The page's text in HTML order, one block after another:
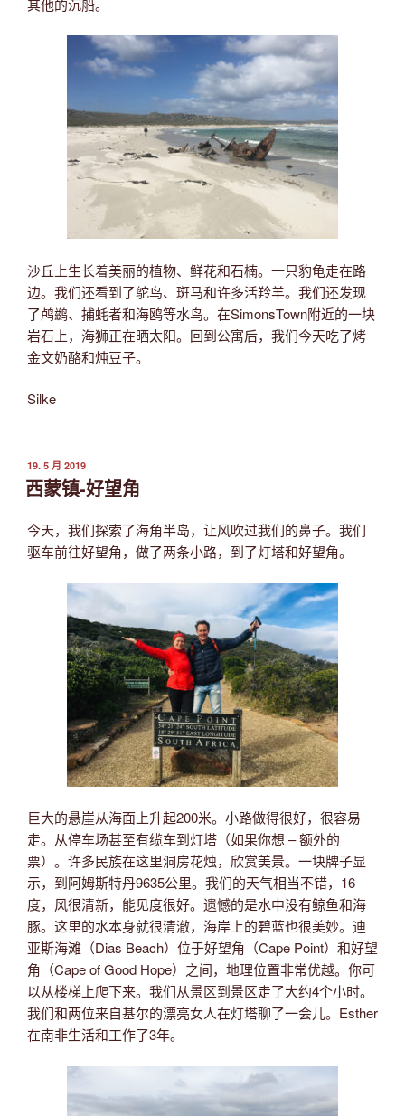
沙丘上生长着美丽的植物、鲜花和石楠。一只豹龟走在路
边。我们还看到了鸵鸟、斑马和许多活羚羊。我们还发现
了鸬鹚、捕蚝者和海鸥等水鸟。在SimonsTown附近的一块
岩石上，海狮正在晒太阳。回到公寓后，我们今天吃了烤
金文奶酪和炖豆子。
Silke
发
布
于
19. 5 月 2019
西蒙镇-好望角
今天，我们探索了海角半岛，让风吹过我们的鼻子。我们
驱车前往好望角，做了两条小路，到了灯塔和好望角。
巨大的悬崖从海面上升起200米。小路做得很好，很容易
走。从停车场甚至有缆车到灯塔（如果你想 – 额外的
票）。许多民族在这里洞房花烛，欣赏美景。一块牌子显
示，到阿姆斯特丹9635公里。我们的天气相当不错，16
度，风很清新，能见度很好。遗憾的是水中没有鲸鱼和海
豚。这里的水本身就很清澈，海岸上的碧蓝也很美妙。迪
亚斯海滩（Dias Beach）位于好望角（Cape Point）和好望
角（Cape of Good Hope）之间，地理位置非常优越。你可
以从楼梯上爬下来。我们从景区到景区走了大约4个小时。
我们和两位来自基尔的漂亮女人在灯塔聊了一会儿。Esther
在南非生活和工作了3年。